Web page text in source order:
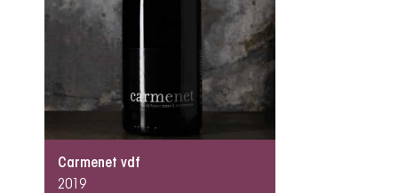
Carmenet vdf
2019